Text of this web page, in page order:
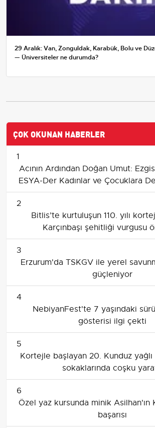
29 Aralık: Van, Zonguldak, Karabük, Bolu ve
— Üniversiteler ne durumda?
ÇOK OKUNAN HABERLER
1
Acının Ardından Doğan Umut:
ESYA-Der Kadınlar ve Çocuklara
2
Bitlis’te kurtuluşun 110. yılı
Karçınbaşı şehitliği vurgusu
3
Erzurum'da TSKGV ile yerel
güçleniyor
4
NebiyanFest'te 7 yaşındaki
gösterisi ilgi çekti
5
Kortejle başlayan 20. Kunduz
sokaklarında coşku
6
Özel yaz kursunda minik Asilhan'ın
başarısı